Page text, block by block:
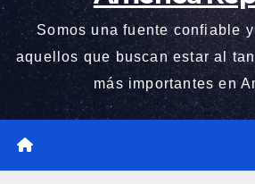
Somos una fuente confiable
aquellos que buscan estar al
más importantes en